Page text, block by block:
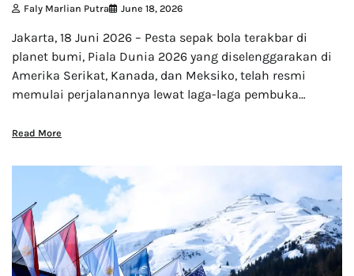
Faly Marlian Putra June 18, 2026
Jakarta, 18 Juni 2026 – Pesta sepak bola terakbar di
planet bumi, Piala Dunia 2026 yang diselenggarakan di
Amerika Serikat, Kanada, dan Meksiko, telah resmi
memulai perjalanannya lewat laga-laga pembuka…
Read More